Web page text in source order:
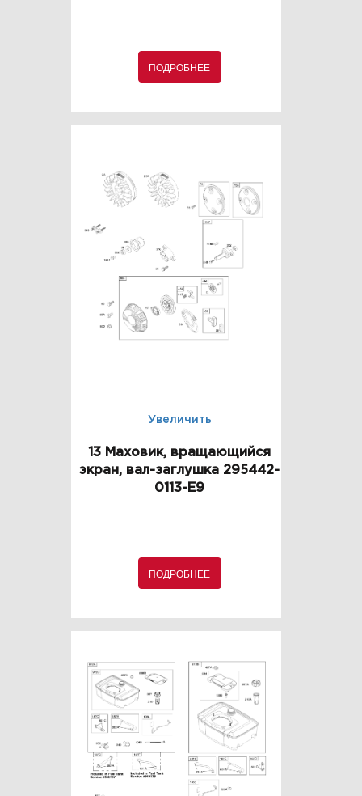
ПОДРОБНЕЕ
Увеличить
13 Маховик, вращающийся
экран, вал-заглушка 295442-
0113-E9
ПОДРОБНЕЕ